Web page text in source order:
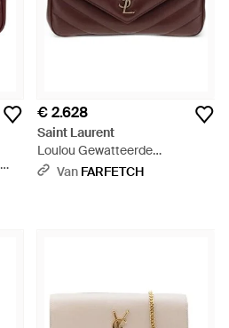
€ 2.628
Saint Laurent
Loulou Gewatteerde
Schoudertas - Bruin
Van FARFETCH